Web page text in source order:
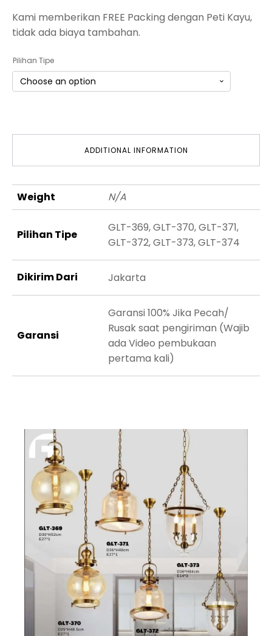
Kami memberikan FREE Packing dengan Peti Kayu,
tidak ada biaya tambahan.
Pilihan Tipe
ADDITIONAL INFORMATION
Weight N/A
Pilihan Tipe
GLT-369, GLT-370, GLT-371,
GLT-372, GLT-373, GLT-374
Dikirim Dari Jakarta
Garansi
Garansi 100% Jika Pecah/
Rusak saat pengiriman (Wajib
ada Video pembukaan
pertama kali)